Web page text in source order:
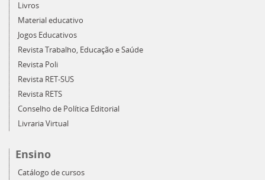
Livros
Material educativo
Jogos Educativos
Revista Trabalho, Educação e Saúde
Revista Poli
Revista RET-SUS
Revista RETS
Conselho de Política Editorial
Livraria Virtual
Ensino
Catálogo de cursos